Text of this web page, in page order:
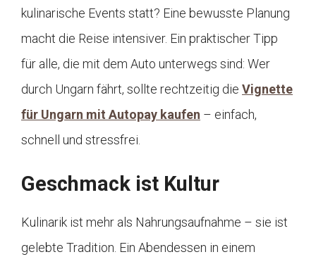
kulinarische Events statt? Eine bewusste Planung
macht die Reise intensiver. Ein praktischer Tipp
für alle, die mit dem Auto unterwegs sind: Wer
durch Ungarn fährt, sollte rechtzeitig die Vignette
für Ungarn mit Autopay kaufen – einfach,
schnell und stressfrei.
Geschmack ist Kultur
Kulinarik ist mehr als Nahrungsaufnahme – sie ist
gelebte Tradition. Ein Abendessen in einem